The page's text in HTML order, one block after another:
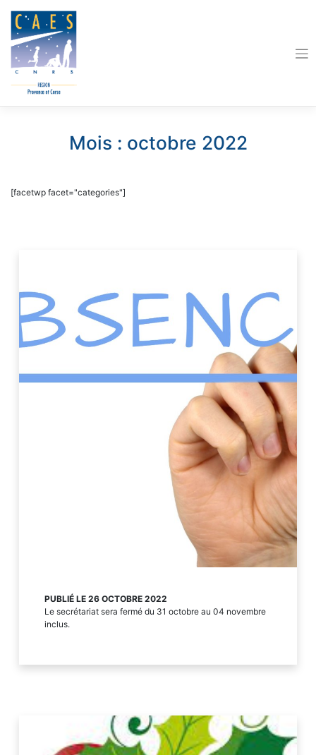
content
Mois : octobre 2022
[facetwp facet="categories"]
PUBLIÉ LE 26 OCTOBRE 2022
Le secrétariat sera fermé du 31 octobre au 04 novembre
inclus.